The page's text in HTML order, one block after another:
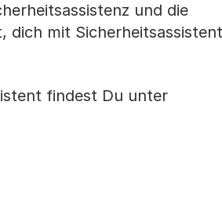
und die
dich mit
findest Du unter